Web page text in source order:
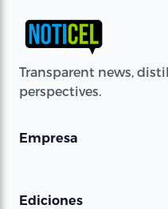
Transparent news,
perspectives.
Empresa
Ediciones